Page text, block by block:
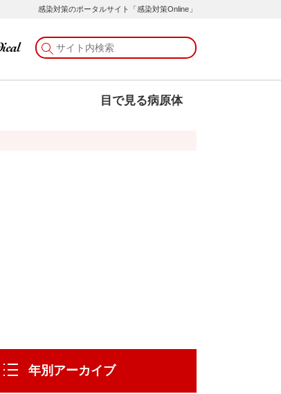
感染対策のポータルサイト「感染対策Online」
目で見る病原体
年別アーカイブ